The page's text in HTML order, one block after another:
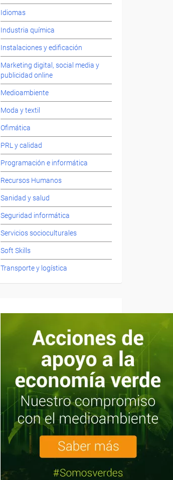
Idiomas
Industria química
Instalaciones y edificación
Marketing digital, social media y
publicidad online
Medioambiente
Moda y textil
Ofimática
PRL y calidad
Programación e informática
Recursos Humanos
Sanidad y salud
Seguridad informática
Servicios socioculturales
Soft Skills
Transporte y logística